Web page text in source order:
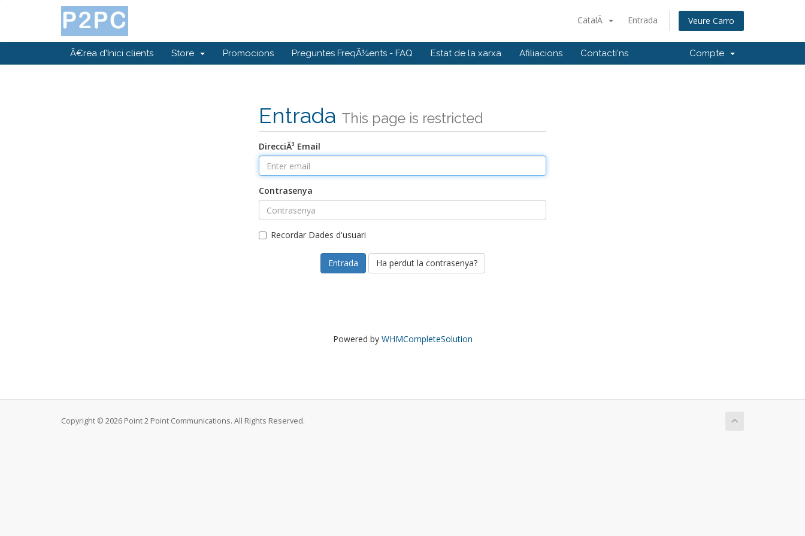
CatalÃ Entrada Veure Carro
Ã€rea d'Inici clients Store Promocions Preguntes FreqÃ¼ents - FAQ Estat de la xarxa Afiliacions Contacti'ns Compte
Entrada This page is restricted
DirecciÃ³ Email
Contrasenya
Recordar Dades d'usuari
Ha perdut la contrasenya?
Powered by WHMCompleteSolution
Copyright © 2026 Point 2 Point Communications. All Rights Reserved.